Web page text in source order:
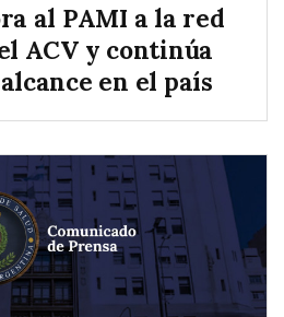
al PAMI a la red
ACV y continúa
en el país